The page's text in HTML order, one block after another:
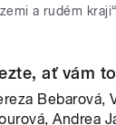
a rudém kraji“.
ať vám
Bebarová,
Andrea